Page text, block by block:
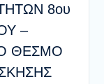
8ου
–
ΘΕΣΜΟ